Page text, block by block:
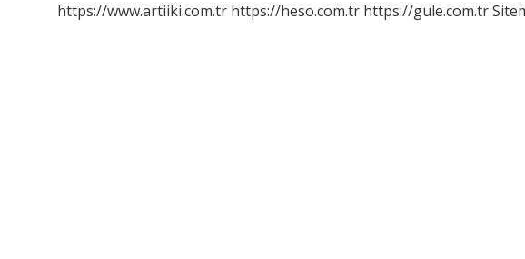
https://www.artiiki.com.tr https://heso.com.tr https://gule.com.tr